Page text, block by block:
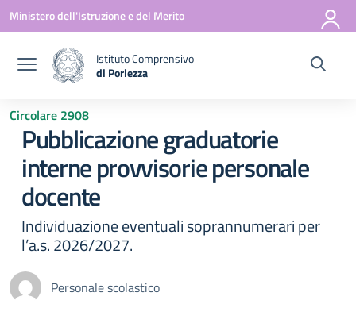
Vai ai contenuti
Vai al menu di navigazione
Vai al footer
Ministero dell'Istruzione e del Merito
Istituto Comprensivo
di Porlezza
Circolare 2908
Pubblicazione graduatorie
interne provvisorie personale
docente
Individuazione eventuali soprannumerari per
l’a.s. 2026/2027.
Personale scolastico